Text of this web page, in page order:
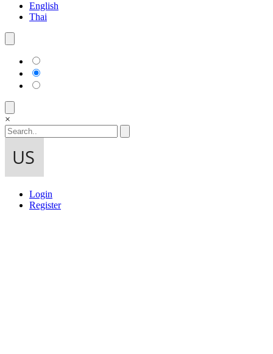
English
Thai
×
Login
Register